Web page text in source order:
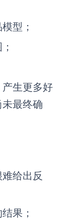
型；
生更多好
最终确
给出反
果；